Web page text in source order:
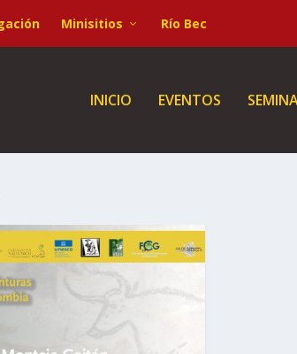
Minisitios Río Bec
INICIO EVENTOS